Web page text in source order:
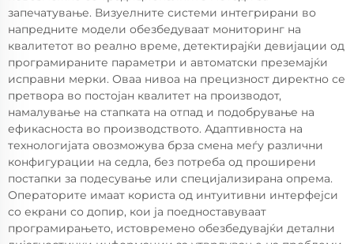
запечатување. Визуелните системи интегрирани во
напредните модели обезбедуваат мониторинг на
квалитетот во реално време, детектирајќи девијации од
програмираните параметри и автоматски преземајќи
исправни мерки. Оваа нивоа на прецизност директно се
претвора во постојан квалитет на производот,
намалување на стапката на отпад и подобрување на
ефикасноста во производството. Адаптивноста на
технологијата овозможува брза смена меѓу различни
конфигурации на седла, без потреба од проширени
постапки за подесување или специјализирана опрема.
Операторите имаат користа од интуитивни интерфејси
со екрани со допир, кои ја поедноставуваат
програмирањето, истовремено обезбедувајќи детални